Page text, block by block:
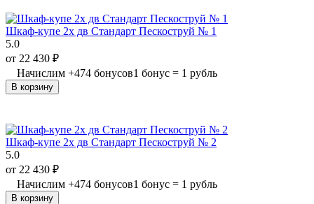
Шкаф-купе 2х дв Стандарт Пескоструй № 1
5.0
от 22 430 ₽
Начислим +474 бонусов1 бонус = 1 рубль
В корзину
Шкаф-купе 2х дв Стандарт Пескоструй № 2
5.0
от 22 430 ₽
Начислим +474 бонусов1 бонус = 1 рубль
В корзину